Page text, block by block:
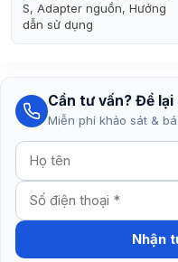
S, Adapter nguồn, Hướng
dẫn sử dụng
Cần tư vấn? Để lại
Miễn phí khảo sát &
Nhận